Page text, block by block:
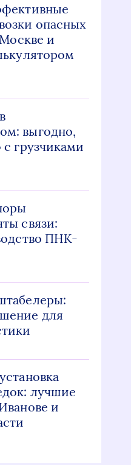
опасных
и
выгодно,
грузчиками
связи:
ПНК-
для
лучшие
и